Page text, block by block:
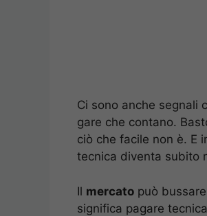
Ci sono anche segnali
gare che contano.
ciò che facile non è. E
tecnica diventa subito
Il mercato può
significa pagare